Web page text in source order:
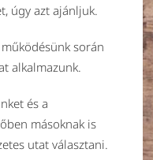
úgy azt ajánljuk.
során
alkalmazunk.
és a
másoknak is
utat választani.